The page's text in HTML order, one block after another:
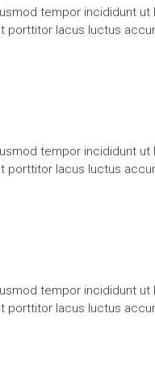
tempor incididunt ut
porttitor lacus luctus
tempor incididunt ut
porttitor lacus luctus
tempor incididunt ut
porttitor lacus luctus